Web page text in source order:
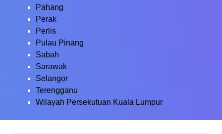
Pahang
Perak
Perlis
Pulau Pinang
Sabah
Sarawak
Selangor
Terengganu
Wilayah Persekutuan Kuala Lumpur